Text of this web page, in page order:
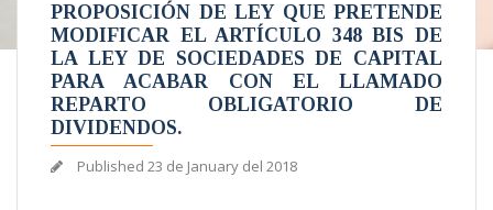
PROPOSICIÓN DE LEY QUE PRETENDE
MODIFICAR EL ARTÍCULO 348 BIS DE
LA LEY DE SOCIEDADES DE CAPITAL
PARA ACABAR CON EL LLAMADO
REPARTO OBLIGATORIO DE
DIVIDENDOS.
Published 23 de January del 2018